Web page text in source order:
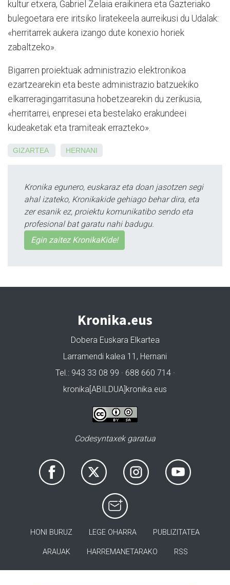
kultur etxera, Gabriel Zelaia eraikinera eta Gazteriako
bulegoetara ere iritsiko liratekeela aurreikusi du Udalak:
«herritarrek aukera izango dute konexio horiek
zabaltzeko».
Bigarren proiektuak administrazio elektronikoa
ezartzearekin eta beste administrazio batzuekiko
elkarreragingarritasuna hobetzearekin du zerikusia,
«herritarrei, enpresei eta bestelako erakundeei
kudeaketak eta tramiteak errazteko».
GIZARTEA HERNANI
Kronika egunero, euskaraz eta doan jasotzen segi
ahal izateko, Kronikakide gehiago behar dira, eta
zer esanik ez, proiektu komunikatibo sendo eta
profesional bat garatu nahi badugu.
Egin zaitez KronikaKide!
Kronika.eus
Dobera Euskara Elkartea
Larramendi kalea 11, Hernani
Tel.: 943 33 08 99 · 688 660 714 ·
kronika[ABILDUA]kronika.eus
Codesyntaxek garatua
HONI BURUZ LEGE OHARRA PUBLIZITATEA
ARAUAK HARREMANETARAKO RSS